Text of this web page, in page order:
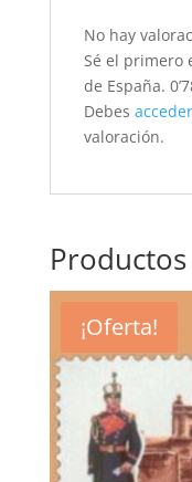
No hay
Sé el primero
de España.
Debes acceder
valoración.
¡Oferta!